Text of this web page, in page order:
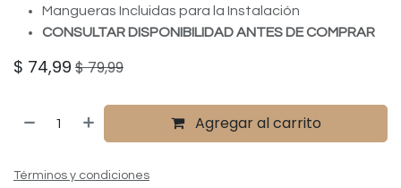
Mangueras Incluidas para la Instalación
CONSULTAR DISPONIBILIDAD ANTES DE COMPRAR
$ 74,99 $79,99
Agregar al carrito
Términos y condiciones